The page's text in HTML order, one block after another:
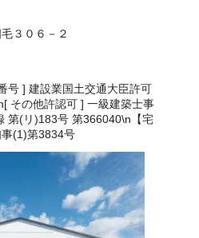
３０６－２
] 建設業国土交通大臣許可
その他許認可 ] 一級建築士事
第(リ)183号 第366040\n【宅
(1)第3834号